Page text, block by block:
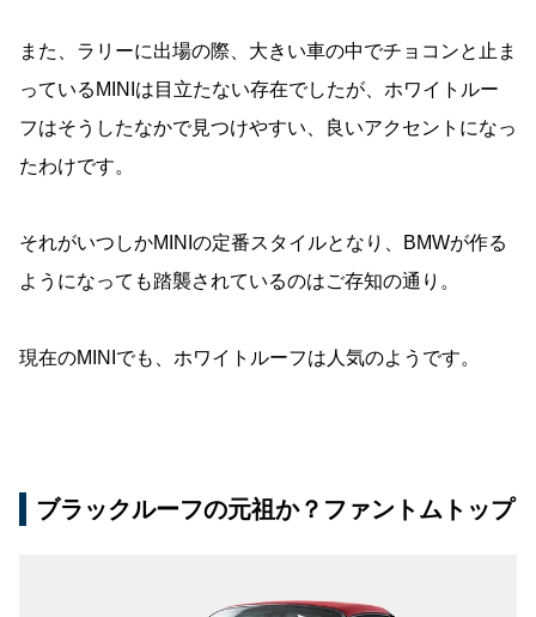
また、ラリーに出場の際、大きい車の中でチョコンと止ま
っているMINIは目立たない存在でしたが、ホワイトルー
フはそうしたなかで見つけやすい、良いアクセントになっ
たわけです。
それがいつしかMINIの定番スタイルとなり、BMWが作る
ようになっても踏襲されているのはご存知の通り。
現在のMINIでも、ホワイトルーフは人気のようです。
ブラックルーフの元祖か？ファントムトップ